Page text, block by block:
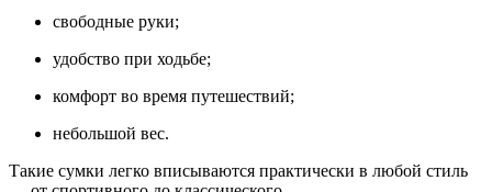
свободные руки;
удобство при ходьбе;
комфорт во время путешествий;
небольшой вес.
Такие сумки легко вписываются практически в любой стиль